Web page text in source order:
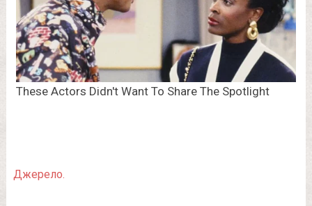
Джерело.